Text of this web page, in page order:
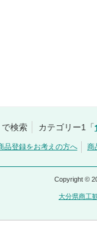
で検索 カテゴリー1「
品登録をお考えの方へ 商
Copyright ©
大分県商工